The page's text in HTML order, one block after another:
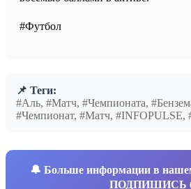
#Футбол
📌 Теги:
#Аль, #Матч, #Чемпионата,
#Чемпионат, #Матч, #INFOPULSE,
🔔 Больше информации в
ПОДПИШИСЬ